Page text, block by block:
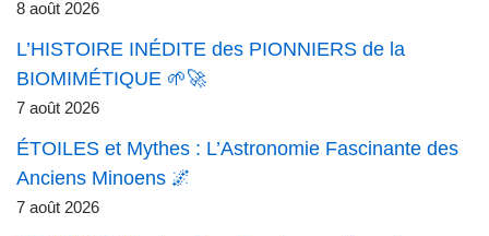
8 août 2026
L’HISTOIRE INÉDITE des PIONNIERS de la
BIOMIMÉTIQUE 🌱🚀
7 août 2026
ÉTOILES et Mythes : L’Astronomie Fascinante des
Anciens Minoens 🌌
7 août 2026